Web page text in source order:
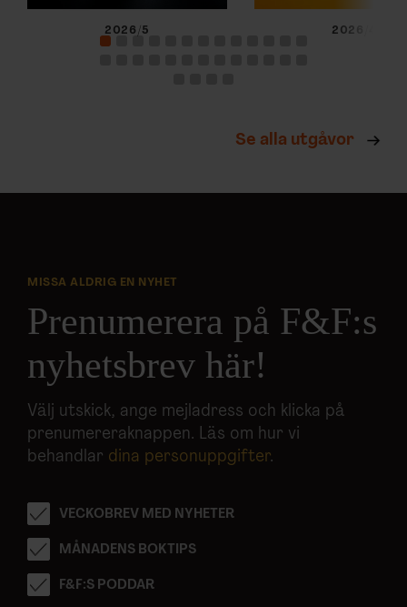
2026/5 2026/4
Se alla utgåvor
MISSA ALDRIG EN NYHET
Prenumerera på F&F:s
nyhetsbrev här!
Välj utskick, ange mejladress och klicka på
prenumereraknappen. Läs om hur vi
behandlar dina personuppgifter.
VECKOBREV MED NYHETER
MÅNADENS BOKTIPS
F&F:S PODDAR